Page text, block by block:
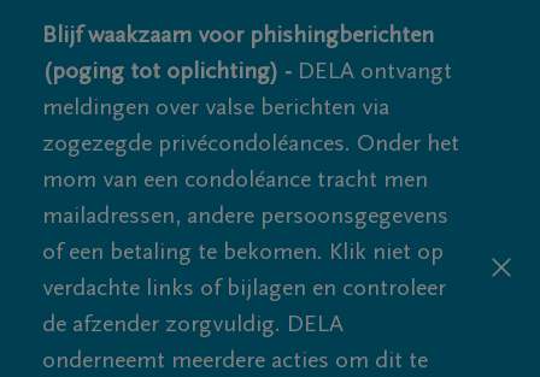
Blijf waakzaam voor phishingberichten
(poging tot oplichting) - DELA ontvangt
meldingen over valse berichten via
zogezegde privécondoléances. Onder het
mom van een condoléance tracht men
mailadressen, andere persoonsgegevens
of een betaling te bekomen. Klik niet op
verdachte links of bijlagen en controleer
de afzender zorgvuldig. DELA
onderneemt meerdere acties om dit te